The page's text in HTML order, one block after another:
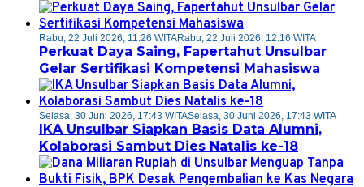
Rabu, 22 Juli 2026, 11:26 WITARabu, 22 Juli 2026, 12:16 WITA
Perkuat Daya Saing, Fapertahut Unsulbar
Gelar Sertifikasi Kompetensi Mahasiswa
Selasa, 30 Juni 2026, 17:43 WITASelasa, 30 Juni 2026, 17:43 WITA
IKA Unsulbar Siapkan Basis Data Alumni,
Kolaborasi Sambut Dies Natalis ke-18